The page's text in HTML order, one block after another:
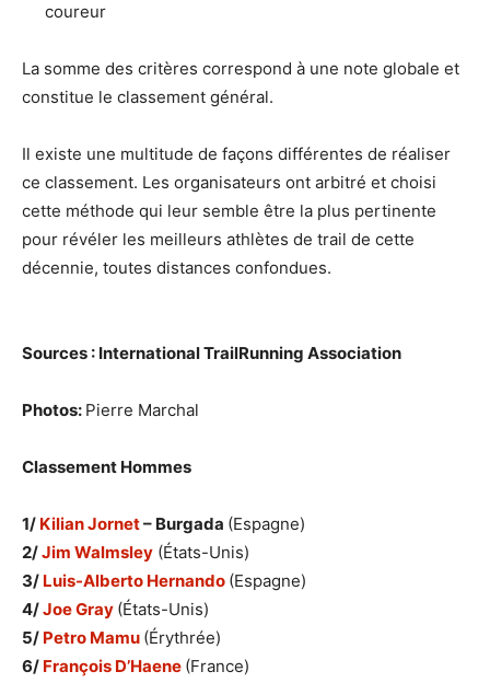
coureur
La somme des critères correspond à une note globale et
constitue le classement général.
Il existe une multitude de façons différentes de réaliser
ce classement. Les organisateurs ont arbitré et choisi
cette méthode qui leur semble être la plus pertinente
pour révéler les meilleurs athlètes de trail de cette
décennie, toutes distances confondues.
Sources : International TrailRunning Association
Photos: Pierre Marchal
Classement Hommes
1/ Kilian Jornet– Burgada (Espagne)
2/Jim Walmsley (États-Unis)
3/ Luis-Alberto Hernando (Espagne)
4/Joe Gray (États-Unis)
5/ Petro Mamu (Érythrée)
6/ François D’Haene (France)